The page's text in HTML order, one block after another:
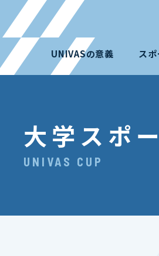
UNIVASの意義 ス
大学スポ
UNIVAS CUP